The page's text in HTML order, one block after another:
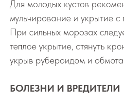
Для молодых кустов
мульчирование и укрытие
При сильных морозах
теплое укрытие, стянуть
укрыв рубероидом и
БОЛЕЗНИ И ВРЕДИТЕЛИ